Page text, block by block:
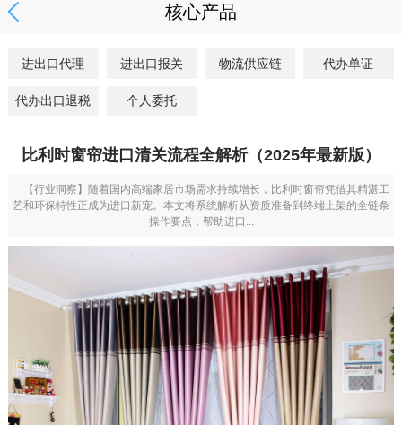
核心产品
进出口代理 进出口报关 物流供应链 代办单证
代办出口退税 个人委托
比利时窗帘进口清关流程全解析（2025年最新版）
【行业洞察】随着国内高端家居市场需求持续增长，比利时窗帘凭借其精湛工
艺和环保特性正成为进口新宠。本文将系统解析从资质准备到终端上架的全链条
操作要点，帮助进口...